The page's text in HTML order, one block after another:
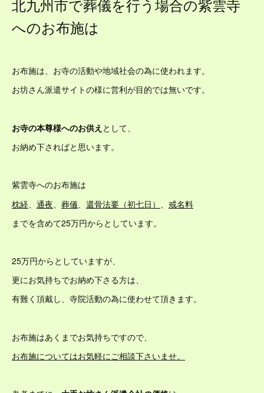
北九州市で葬儀を行う場合の紫雲寺
へのお布施は
お布施は、お寺の活動や地域社会の為に使われます。
お坊さん派遣サイトの様に営利が目的では無いです。
お寺の本尊様へのお供え として、
お納め下さればと思います。
紫雲寺へのお布施は
枕経
通夜 葬儀 還骨法要（初七日）
戒名料
までを含めて25万円からとしています。
25万円からとしていますが、
更にお気持ちでお納め下さる方は、
有難く頂戴し、寺院活動の為に使わせて頂きます。
お布施はあくまでお気持ちですので、
お布施についてはお気軽にご相談下さいませ。